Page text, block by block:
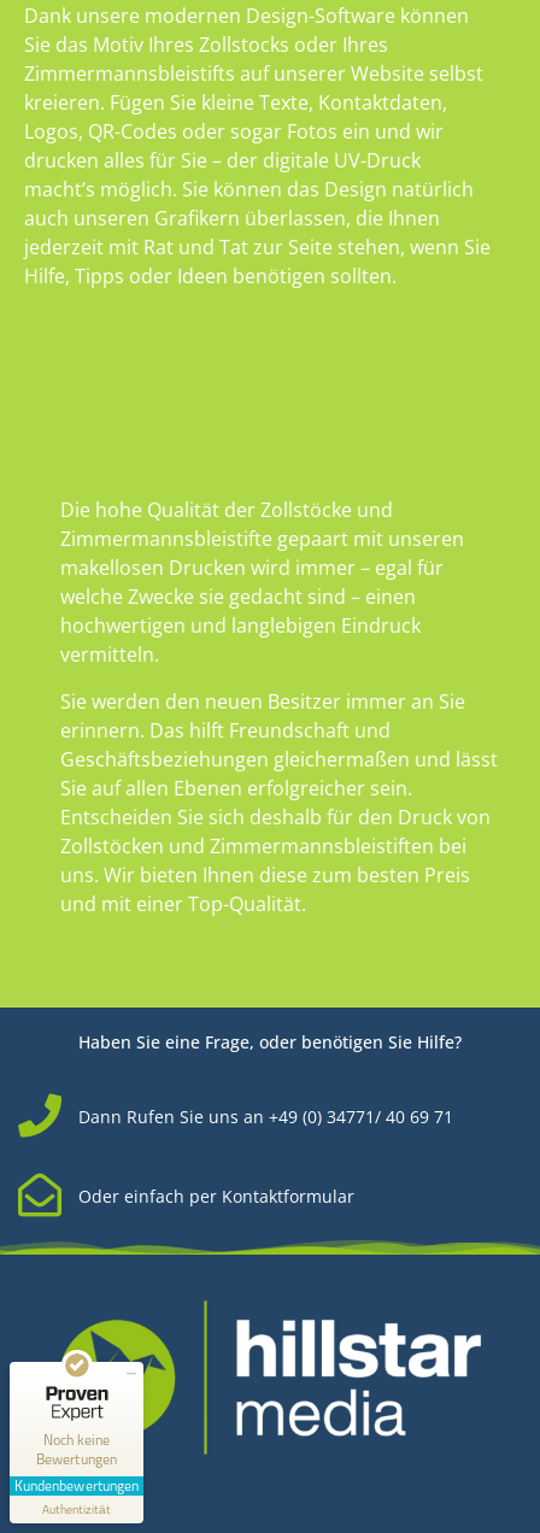
Dank unsere modernen Design-Software können
Sie das Motiv Ihres Zollstocks oder Ihres
Zimmermannsbleistifts auf unserer Website selbst
kreieren. Fügen Sie kleine Texte, Kontaktdaten,
Logos, QR-Codes oder sogar Fotos ein und wir
drucken alles für Sie – der digitale UV-Druck
macht’s möglich. Sie können das Design natürlich
auch unseren Grafikern überlassen, die Ihnen
jederzeit mit Rat und Tat zur Seite stehen, wenn Sie
Hilfe, Tipps oder Ideen benötigen sollten.
Die hohe Qualität der Zollstöcke und
Zimmermannsbleistifte gepaart mit unseren
makellosen Drucken wird immer – egal für
welche Zwecke sie gedacht sind – einen
hochwertigen und langlebigen Eindruck
vermitteln.
Sie werden den neuen Besitzer immer an Sie
erinnern. Das hilft Freundschaft und
Geschäftsbeziehungen gleichermaßen und lässt
Sie auf allen Ebenen erfolgreicher sein.
Entscheiden Sie sich deshalb für den Druck von
Zollstöcken und Zimmermannsbleistiften bei
uns. Wir bieten Ihnen diese zum besten Preis
und mit einer Top-Qualität.
Haben Sie eine Frage, oder benötigen Sie Hilfe?
Dann Rufen Sie uns an +49 (0) 34771/ 40 69 71
Oder einfach per Kontaktformular
Kontakt
Hillstar Media
Noch keine
Bewertungen
Kundenbewertungen
Authentizität
Hillstar Media
MANGELHAFT
0,00 / 5,00
Erfahren Sie mehr über dieses Bewertungssiegel
Profil ansehen